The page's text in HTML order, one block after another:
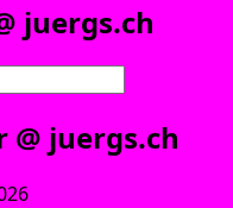
juergs.ch
@ juergs.ch